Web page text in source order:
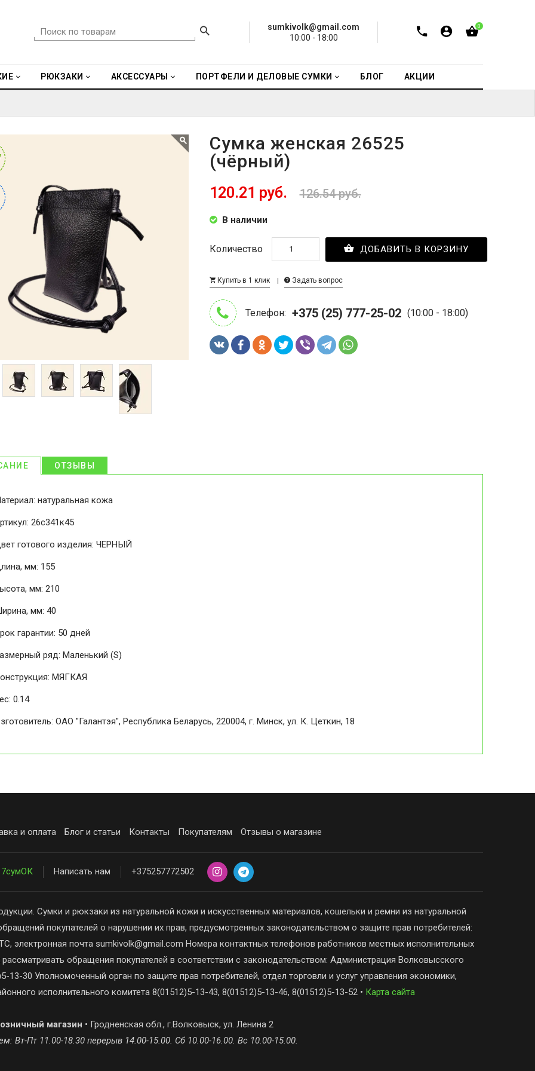
sumkivolk@gmail.com
10:00 - 18:00
0
РЮКЗАКИ АКСЕССУАРЫ ПОРТФЕЛИ И ДЕЛОВЫЕ СУМКИ БЛОГ АКЦИИ
Сумка женская 26525
(чёрный)
120.21 руб. 126.54 руб.
В наличии
Количество ДОБАВИТЬ В КОРЗИНУ
Купить в 1 клик Задать вопрос
Телефон: +375 (25) 777-25-02 (10:00 - 18:00)
ОТЗЫВЫ
натуральная кожа
26с341к45
готового изделия: ЧЕРНЫЙ
мм: 155
мм: 210
мм: 40
гарантии: 50 дней
ряд: Маленький (S)
МЯГКАЯ
0.14
ОАО "Галантэя", Республика Беларусь, 220004, г. Минск, ул. К. Цеткин, 18
и оплата Блог и статьи Контакты Покупателям Отзывы о магазине
7сумОК Написать нам +375257772502
Сумки и рюкзаки из натуральной кожи и искусственных материалов, кошельки и ремни из натуральной
покупателей о нарушении их прав, предусмотренных законодательством о защите прав потребителей:
электронная почта sumkivolk@gmail.com Номера контактных телефонов работников местных исполнительных
обращения покупателей в соответствии с законодательством: Администрация Волковысского
13-30 Уполномоченный орган по защите прав потребителей, отдел торговли и услуг управления экономики,
исполнительного комитета 8(01512)5-13-43, 8(01512)5-13-46, 8(01512)5-13-52 • Карта сайта
магазин • Гродненская обл., г.Волковыск, ул. Ленина 2
Вт-Пт 11.00-18.30 перерыв 14.00-15.00. Сб 10.00-16.00. Вс 10.00-15.00.